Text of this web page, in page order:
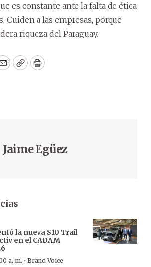
es constante ante la falta de ética
Cuiden a las empresas, porque
riqueza del Paraguay.
EmailCopyPrint
Jaime Egüez
la nueva S10 Trail
en el CADAM
a. m. · Brand Voice